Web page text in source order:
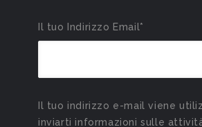
Il tuo Indirizzo Email*
Il tuo indirizzo e-mail viene
inviarti informazioni sulle